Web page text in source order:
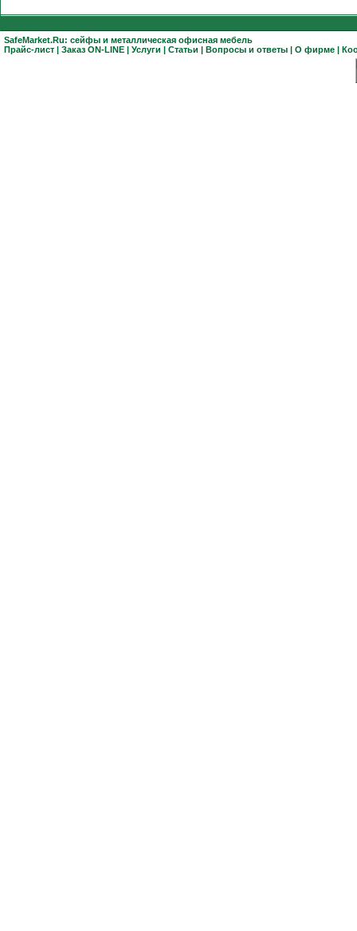
SafeMarket.Ru: сейфы и металлическая офисная мебель
Прайс-лист | Заказ ON-LINE | Услуги | Статьи | Вопросы и ответы | О фирме |